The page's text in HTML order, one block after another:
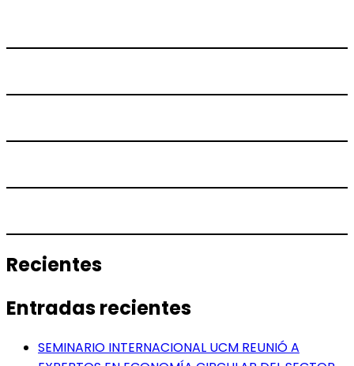
Recientes
Entradas recientes
SEMINARIO INTERNACIONAL UCM REUNIÓ A